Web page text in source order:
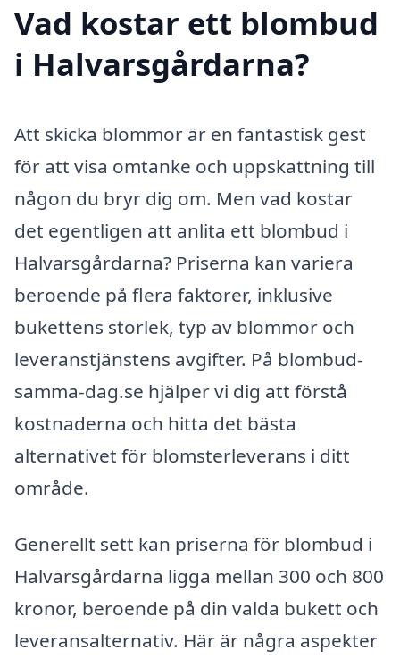
Vad kostar ett blombud
i Halvarsgårdarna?
Att skicka blommor är en fantastisk gest
för att visa omtanke och uppskattning till
någon du bryr dig om. Men vad kostar
det egentligen att anlita ett blombud i
Halvarsgårdarna? Priserna kan variera
beroende på flera faktorer, inklusive
bukettens storlek, typ av blommor och
leveranstjänstens avgifter. På blombud-
samma-dag.se hjälper vi dig att förstå
kostnaderna och hitta det bästa
alternativet för blomsterleverans i ditt
område.
Generellt sett kan priserna för blombud i
Halvarsgårdarna ligga mellan 300 och 800
kronor, beroende på din valda bukett och
leveransalternativ. Här är några aspekter